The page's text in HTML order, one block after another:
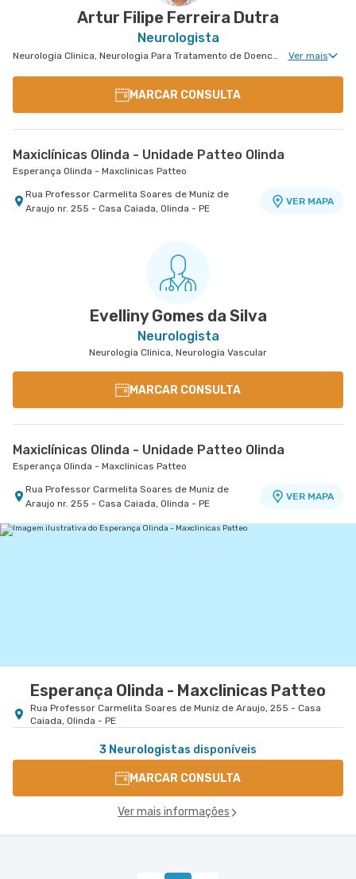
Artur Filipe Ferreira Dutra
Neurologista
Neurologia Clinica, Neurologia Para Tratamento de Doencas Desmielinizantes, Neurologia Para Esclerose Múltipla Ver mais
MARCAR CONSULTA
Maxiclínicas Olinda - Unidade Patteo Olinda
Esperança Olinda - Maxclinicas Patteo
Rua Professor Carmelita Soares de Muniz de
Araujo nr. 255 - Casa Caiada, Olinda - PE
VER MAPA
Evelliny Gomes da Silva
Neurologista
Neurologia Clinica, Neurologia Vascular
MARCAR CONSULTA
Maxiclínicas Olinda - Unidade Patteo Olinda
Esperança Olinda - Maxclinicas Patteo
Rua Professor Carmelita Soares de Muniz de
Araujo nr. 255 - Casa Caiada, Olinda - PE
VER MAPA
Esperança Olinda - Maxclinicas Patteo
Rua Professor Carmelita Soares de Muniz de Araujo, 255 - Casa
Caiada, Olinda - PE
3 Neurologistas disponíveis
MARCAR CONSULTA
Ver mais informações